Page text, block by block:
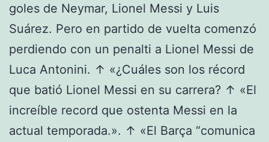
goles de Neymar, Lionel Messi y Luis
Suárez. Pero en partido de vuelta comenzó
perdiendo con un penalti a Lionel Messi de
Luca Antonini. ↑ «¿Cuáles son los récord
que batió Lionel Messi en su carrera? ↑ «El
increíble record que ostenta Messi en la
actual temporada.». ↑ «El Barça “comunica